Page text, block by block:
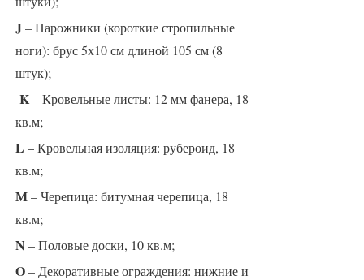
J– Нарожники (короткие стропильные
ноги): брус 5х10 см длиной 105 см (8
штук);
K– Кровельные листы: 12 мм фанера, 18
кв.м;
L – Кровельная изоляция: рубероид, 18
кв.м;
М– Черепица: битумная черепица, 18
кв.м;
N – Половые доски, 10 кв.м;
O– Декоративные ограждения: нижние и